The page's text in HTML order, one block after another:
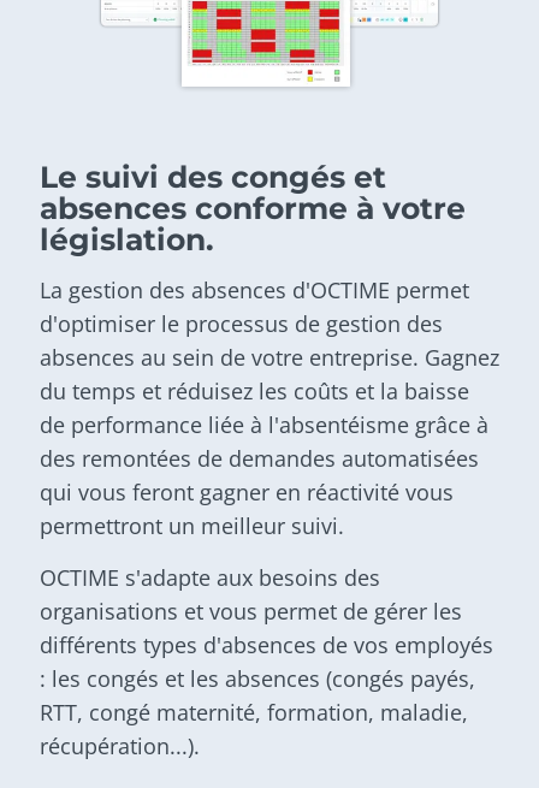
Le suivi des congés et
absences conforme à votre
législation.
La gestion des absences d'OCTIME permet
d'optimiser le processus de gestion des
absences au sein de votre entreprise. Gagnez
du temps et réduisez les coûts et la baisse
de performance liée à l'absentéisme grâce à
des remontées de demandes automatisées
qui vous feront gagner en réactivité vous
permettront un meilleur suivi.
OCTIME s'adapte aux besoins des
organisations et vous permet de gérer les
différents types d'absences de vos employés
: les congés et les absences (congés payés,
RTT, congé maternité, formation, maladie,
récupération...).